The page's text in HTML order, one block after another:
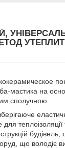
мастика на
сполучною.
теплоізоляції
що володіє